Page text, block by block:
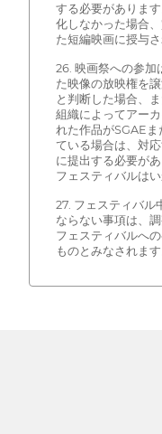
する必要がありま
化しなかった場合
た短編映画に授与さ
26. 映画祭への参加
た映像の放映権を
と判断した場合、
組織によってアー
れた作品がSGAE
ている場合は、対
に提出する必要が
フェスティバルは
27. フェスティバル
ならない事項は、
フェスティバルへ
ものとみなされます